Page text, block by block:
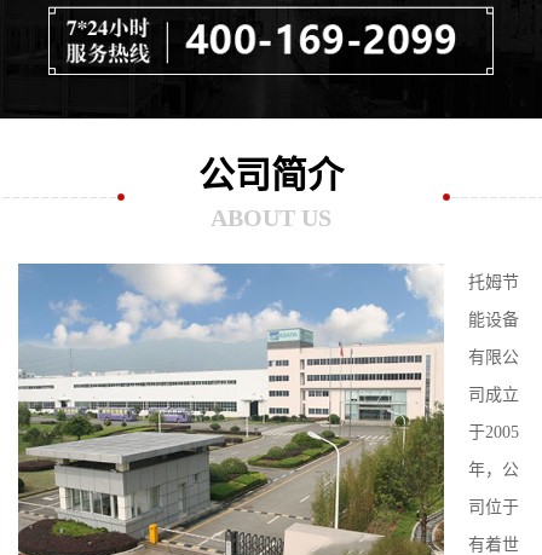
公司简介
ABOUT US
托姆节
能设备
有限公
司成立
于2005
年，公
司位于
有着世